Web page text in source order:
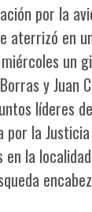
por la
aterrizó en
un
y Juan
líderes
por la
en la